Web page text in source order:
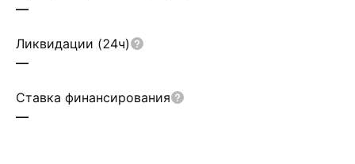
—
Ликвидации (24ч)
—
Ставка финансирования
—